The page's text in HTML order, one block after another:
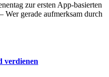
zur ersten App-basierten
gerade aufmerksam durch
verdienen